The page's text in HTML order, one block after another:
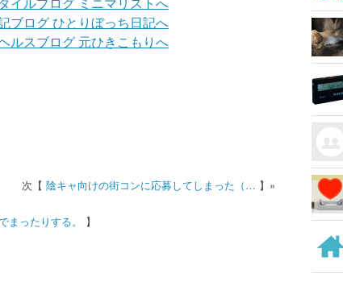
陰キャ向けの街コンに応募してしまった（…
まったりする。